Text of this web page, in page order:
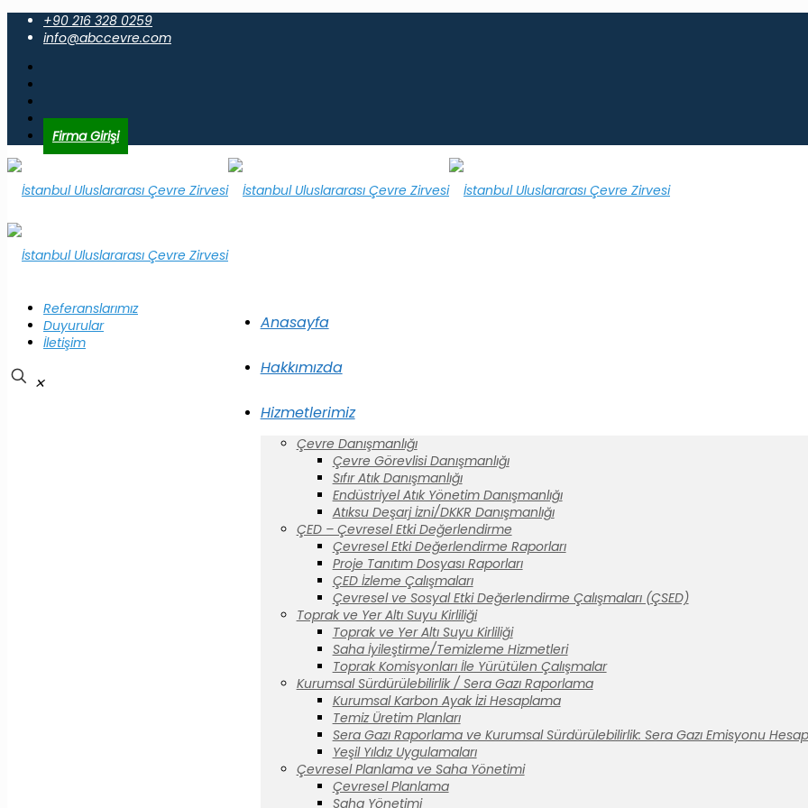
+90 216 328 0259
info@abccevre.com
Firma Girişi
Anasayfa
Hakkımızda
Hizmetlerimiz
Çevre Danışmanlığı
Çevre Görevlisi Danışmanlığı
Sıfır Atık Danışmanlığı
Endüstriyel Atık Yönetim Danışmanlığı
Atıksu Deşarj İzni/DKKR Danışmanlığı
ÇED – Çevresel Etki Değerlendirme
Çevresel Etki Değerlendirme Raporları
Proje Tanıtım Dosyası Raporları
ÇED İzleme Çalışmaları
Çevresel ve Sosyal Etki Değerlendirme Çalışmaları (ÇSED)
Toprak ve Yer Altı Suyu Kirliliği
Toprak ve Yer Altı Suyu Kirliliği
Saha İyileştirme/Temizleme Hizmetleri
Toprak Komisyonları İle Yürütülen Çalışmalar
Kurumsal Sürdürülebilirlik / Sera Gazı Raporlama
Kurumsal Karbon Ayak İzi Hesaplama
Temiz Üretim Planları
Sera Gazı Raporlama ve Kurumsal Sürdürülebilirlik: Sera Gazı Emisyonu
Yeşil Yıldız Uygulamaları
Çevresel Planlama ve Saha Yönetimi
Çevresel Planlama
Saha Yönetimi
Referanslarımız
Duyurular
İletişim
✕